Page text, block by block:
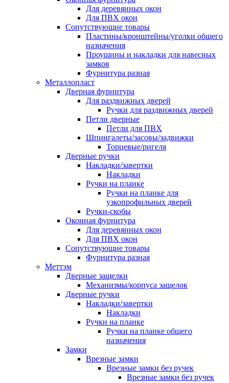
Для деревянных окон
Для ПВХ окон
Сопутствующие товары
Пластины/кронштейны/уголки общего
назначения
Проушины и накладки для навесных
замков
Фурнитура разная
Металлопласт
Дверная фурнитура
Для раздвижных дверей
Ручки для раздвижных дверей
Петли дверные
Петли для ПВХ
Шпингалеты/засовы/задвижки
Торцевые/ригеля
Дверные ручки
Накладки/завертки
Накладки
Ручки на планке
Ручки на планке для
узкопрофильных дверей
Ручки-скобы
Оконная фурнитура
Для деревянных окон
Для ПВХ окон
Сопутствующие товары
Фурнитура разная
Меттэм
Дверные защелки
Механизмы/корпуса защелок
Дверные ручки
Накладки/завертки
Накладки
Ручки на планке
Ручки на планке общего
назначения
Замки
Врезные замки
Врезные замки без ручек
Врезные замки без ручек